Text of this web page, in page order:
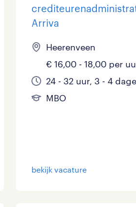
Bouw 0
Horeca / Catering
HAVO/VWO 0
Ondersteunend onderwijs
17 - 24 uur 3
Tijdelijk met uitzicht op vast
Arriva
Heerenveen
€ 16,00 - 18,00 per
24 - 32 uur, 3 - 4
MBO
bekijk vacature